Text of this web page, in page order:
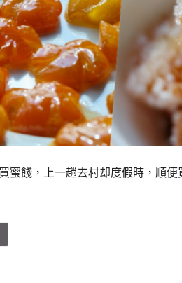
蜜餞，上一趟去村却度假時，順